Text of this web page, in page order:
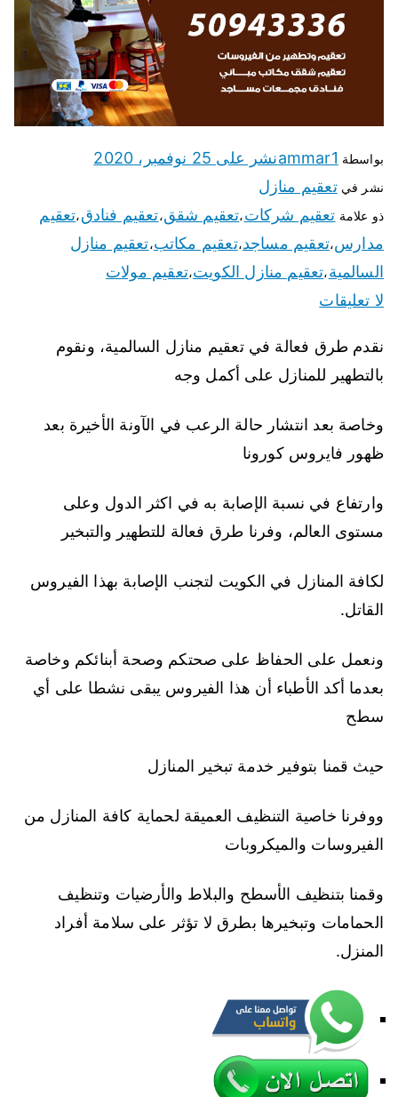
بواسطة ammar1نشر على 25 نوفمبر، 2020
نشر فيتعقيم منازل
ذو علامة تعقيم شركات،تعقيم شقق،تعقيم فنادق،تعقيم
مدارس،تعقيم مساجد،تعقيم مكاتب،تعقيم منازل
السالمية،تعقيم منازل الكويت،تعقيم مولات
لا تعليقات
نقدم طرق فعالة في تعقيم منازل السالمية، ونقوم
بالتطهير للمنازل على أكمل وجه
وخاصة بعد انتشار حالة الرعب في الآونة الأخيرة بعد
ظهور فايروس كورونا
وارتفاع في نسبة الإصابة به في اكثر الدول وعلى
مستوى العالم، وفرنا طرق فعالة للتطهير والتبخير
لكافة المنازل في الكويت لتجنب الإصابة بهذا الفيروس
القاتل.
ونعمل على الحفاظ على صحتكم وصحة أبنائكم وخاصة
بعدما أكد الأطباء أن هذا الفيروس يبقى نشطا على أي
سطح
حيث قمنا بتوفير خدمة تبخير المنازل
ووفرنا خاصية التنظيف العميقة لحماية كافة المنازل من
الفيروسات والميكروبات
وقمنا بتنظيف الأسطح والبلاط والأرضيات وتنظيف
الحمامات وتبخيرها بطرق لا تؤثر على سلامة أفراد
المنزل.